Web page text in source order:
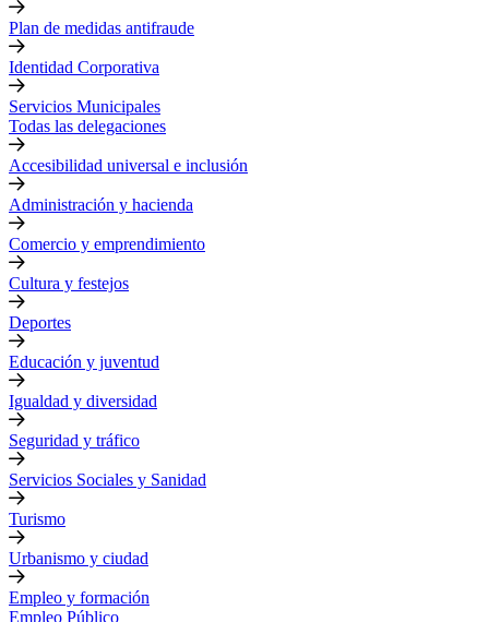
Plan de medidas antifraude
Identidad Corporativa
Servicios Municipales
Todas las delegaciones
Accesibilidad universal e inclusión
Administración y hacienda
Comercio y emprendimiento
Cultura y festejos
Deportes
Educación y juventud
Igualdad y diversidad
Seguridad y tráfico
Servicios Sociales y Sanidad
Turismo
Urbanismo y ciudad
Empleo y formación
Empleo Público